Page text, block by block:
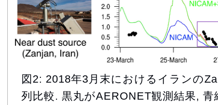
図2: 2018年3月末におけるイランの
列比較. 黒丸がAERONET観測結果,